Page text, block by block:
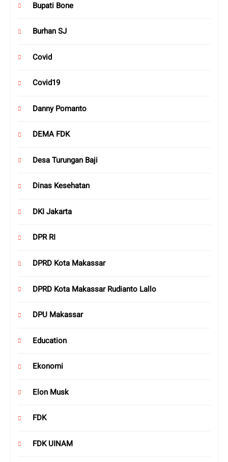
Bupati Bone
Burhan SJ
Covid
Covid19
Danny Pomanto
DEMA FDK
Desa Turungan Baji
Dinas Kesehatan
DKI Jakarta
DPR RI
DPRD Kota Makassar
DPRD Kota Makassar Rudianto Lallo
DPU Makassar
Education
Ekonomi
Elon Musk
FDK
FDK UINAM